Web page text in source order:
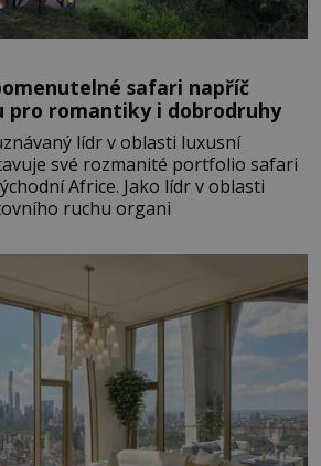
safari napříč
pro romantiky i dobrodruhy
lídr v oblasti luxusní
své rozmanité portfolio safari
Africe. Jako lídr v oblasti
ruchu organi